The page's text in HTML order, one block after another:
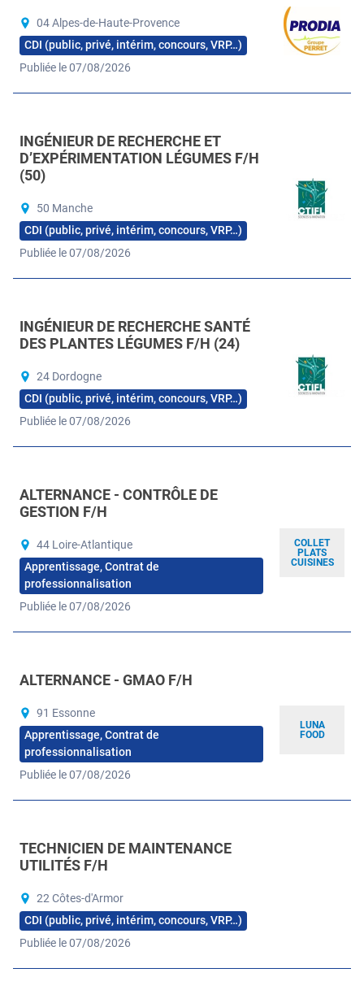
04 Alpes-de-Haute-Provence
CDI (public, privé, intérim, concours, VRP…)
Publiée le 07/08/2026
INGÉNIEUR DE RECHERCHE ET
D’EXPÉRIMENTATION LÉGUMES F/H
(50)
50 Manche
CDI (public, privé, intérim, concours, VRP…)
Publiée le 07/08/2026
INGÉNIEUR DE RECHERCHE SANTÉ
DES PLANTES LÉGUMES F/H (24)
24 Dordogne
CDI (public, privé, intérim, concours, VRP…)
Publiée le 07/08/2026
COLLET
PLATS
CUISINES
ALTERNANCE - CONTRÔLE DE
GESTION F/H
44 Loire-Atlantique
Apprentissage, Contrat de
professionnalisation
Publiée le 07/08/2026
LUNA
FOOD
ALTERNANCE - GMAO F/H
91 Essonne
Apprentissage, Contrat de
professionnalisation
Publiée le 07/08/2026
TECHNICIEN DE MAINTENANCE
UTILITÉS F/H
22 Côtes-d'Armor
CDI (public, privé, intérim, concours, VRP…)
Publiée le 07/08/2026